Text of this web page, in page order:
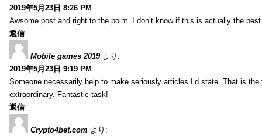
2019年5月23日 8:26 PM
Awsome post and right to the point. I don’t know if this is actually the
返信
Mobile games 2019 より:
2019年5月23日 9:19 PM
Someone necessarily help to make seriously articles I’d state. That is
extraordinary. Fantastic task!
返信
Crypto4bet.com より: